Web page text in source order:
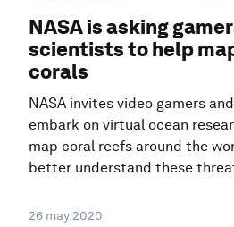
NASA is asking
scientists to help
corals
NASA invites video gamers
embark on virtual ocean
map coral reefs around the
better understand these
26 may 2020